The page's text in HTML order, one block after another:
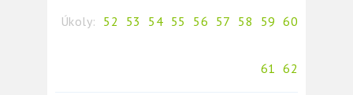
Úkoly: 52 53 54 55 56 57 58 59 60
61 62